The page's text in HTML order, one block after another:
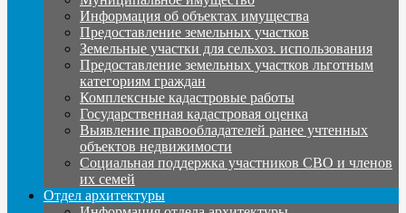
Информация об объектах имущества
Предоставление земельных участков
Земельные участки для сельхоз. использования
Предоставление земельных участков льготным
категориям граждан
Комплексные кадастровые работы
Государственная кадастровая оценка
Выявление правообладателей ранее учтенных
объектов недвижимости
Социальная поддержка участников СВО и членов
их семей
Отдел архитектуры